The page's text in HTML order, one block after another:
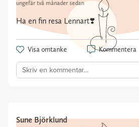
ungefär två månader sedan
Ha en fin resa Lennart❣️
Visa omtanke Kommentera
Skriv en kommentar…
Sune Björklund